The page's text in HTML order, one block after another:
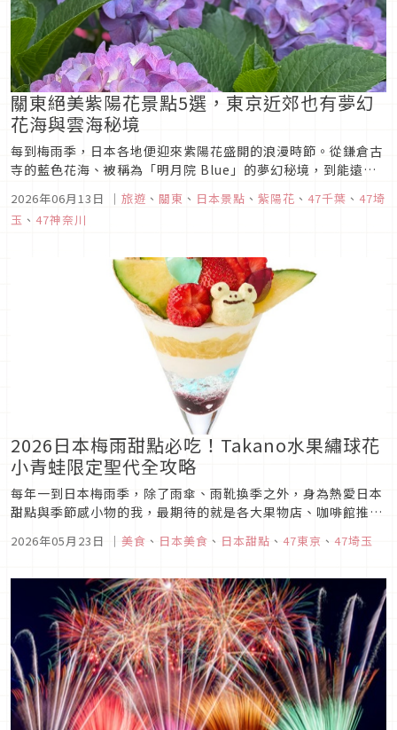
關東絕美紫陽花景點5選，東京近郊也有夢幻
花海與雲海秘境
每到梅雨季，日本各地便迎來紫陽花盛開的浪漫時節。從鎌倉古
寺的藍色花海、被稱為「明月院 Blue」的夢幻秘境，到能遠眺
相模灣的山寺景色，甚至是漂浮雲海中的高原紫陽花，每一處都
展現截然不同的初夏魅力。本篇文章精選關東地區必訪的紫陽花
絕景，不只有歷史寺院與療癒散策路，還有只有雨季才能欣賞到
2026年06月13日 ｜ 旅遊 、 關東 、 日本景點 、 紫陽花 、 47千葉 、 47埼
玉 、 47神奈川
2026日本梅雨甜點必吃！Takano水果繡球花
小青蛙限定聖代全攻略
每年一到日本梅雨季，除了雨傘、雨靴換季之外，身為熱愛日本
甜點與季節感小物的我，最期待的就是各大果物店、咖啡館推出
Takano Fruit Parlour（タカノフルーツパーラー），就端出
2026年05月23日 ｜ 美食 、 日本美食 、 日本甜點 、 47東京 、 47埼玉